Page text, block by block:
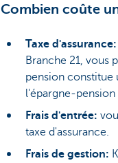
Combien coûte
Taxe d'assurance:
Branche 21, vous
pension constitue
l'épargne-pension
Frais d'entrée:
taxe d'assurance.
Frais de gestion: